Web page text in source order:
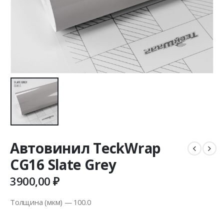
Автовинил TeckWrap
CG16 Slate Grey
3900,00₽
Толщина (мкм) — 100.0